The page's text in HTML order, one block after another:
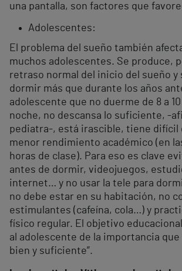
una pantalla, son factores que
Adolescentes:
El problema del sueño también
muchos adolescentes. Se produce,
retraso normal del inicio del sueño y
dormir más que durante los años
adolescente que no duerme de 8 a
noche, no descansa lo suficiente, -
pediatra-, está irascible, tiene difícil
menor rendimiento académico (en
horas de clase). Para eso es clave
antes de dormir, videojuegos,
internet… y no usar la tele para
no debe estar en su habitación, no
estimulantes (cafeína, cola…) y
físico regular. El objetivo
al adolescente de la importancia
bien y suficiente”.